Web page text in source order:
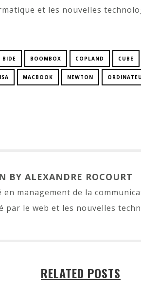
et les nouvelles
BIDE BOOMBOX COPLAND CUBE
MACBOOK NEWTON
BY ALEXANDRE ROCOURT
en management de la
par le web et les nouvelles
RELATED POSTS